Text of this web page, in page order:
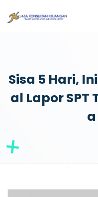
Sisa 5 Hari,
Al Lapor